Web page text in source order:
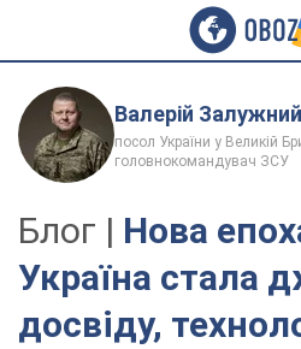
Валерій Залужний
посол України у Великій
головнокомандувач ЗСУ
Блог | Нова
Україна стала
досвіду,